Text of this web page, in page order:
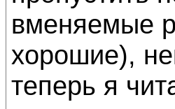
вменяемые
хорошие),
теперь я